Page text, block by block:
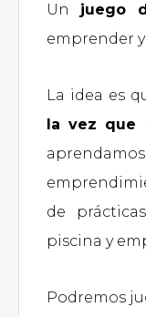
Un juego
emprender
La idea es
la vez que
de
piscina y
Podremos